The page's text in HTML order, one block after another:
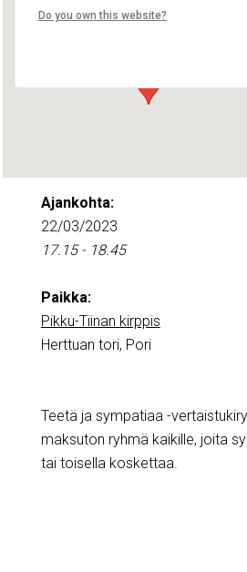
Pikku-Tiinan kirppis
Herttuan tori - Pori
Do you own this website?
Ajankohta:
22/03/2023
17.15 - 18.45
Paikka:
Pikku-Tiinan kirppis
Herttuan tori, Pori
Teetä ja sympatiaa -
maksuton ryhmä kaikille, joita
tai toisella koskettaa.